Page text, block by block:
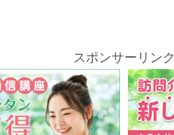
スポンサーリンク